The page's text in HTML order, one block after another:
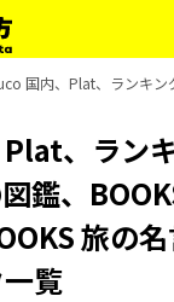
国内、Plat、ランキン
、ラン
鑑、
旅の
覧